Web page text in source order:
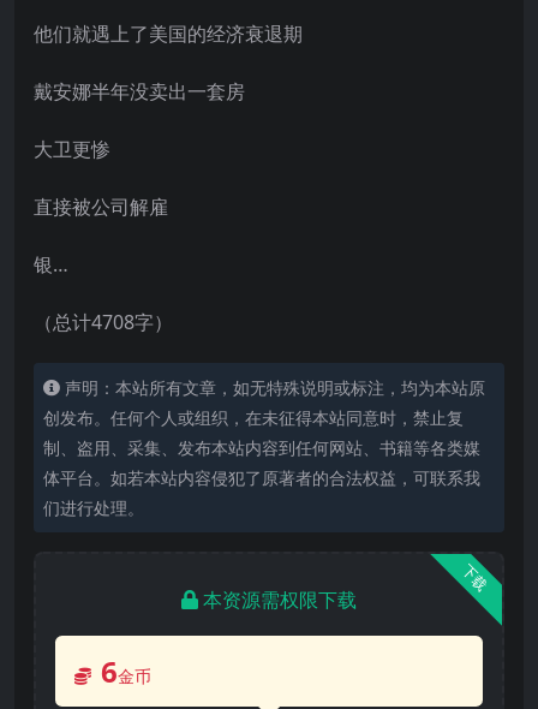
他们就遇上了美国的经济衰退期
戴安娜半年没卖出一套房
大卫更惨
直接被公司解雇
银…
（总计4708字）
声明：本站所有文章，如无特殊说明或标注，均为本站原
创发布。任何个人或组织，在未征得本站同意时，禁止复
制、盗用、采集、发布本站内容到任何网站、书籍等各类媒
体平台。如若本站内容侵犯了原著者的合法权益，可联系我
们进行处理。
下载
本资源需权限下载
6金币